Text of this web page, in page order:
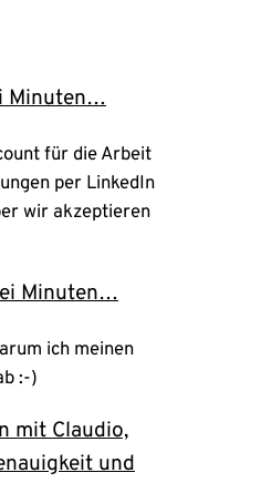
Minuten…
für die Arbeit
per LinkedIn
wir akzeptieren
Minuten…
ich meinen
:-)
mit Claudio,
und